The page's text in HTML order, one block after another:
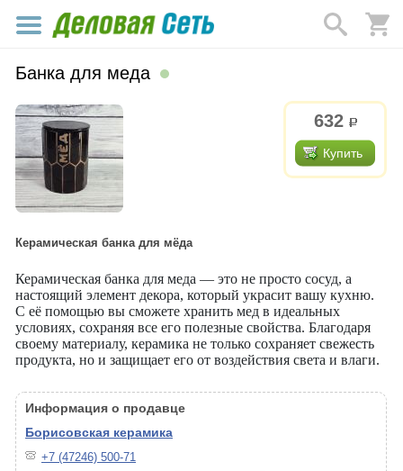
Банка для меда
632 р.
Купить
Керамическая банка для мёда
Керамическая банка для меда — это не просто сосуд, а
настоящий элемент декора, который украсит вашу кухню.
С её помощью вы сможете хранить мед в идеальных
условиях, сохраняя все его полезные свойства. Благодаря
своему материалу, керамика не только сохраняет свежесть
продукта, но и защищает его от воздействия света и влаги.
Информация о продавце
Борисовская керамика
+7 (47246) 500-71